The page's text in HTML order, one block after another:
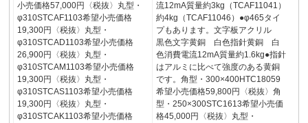
小売価格57,000円〈税抜〉丸型・
φ310STCAF1103希望小売価格
19,300円〈税抜〉丸型・
φ310STCAD1103希望小売価格
26,900円〈税抜〉丸型・
φ310STCAM1103希望小売価格
19,300円〈税抜〉丸型・
φ310STCAS1103希望小売価格
19,300円〈税抜〉丸型・
φ310STCAK1103希望小売価格
流12mA質量約3kg（TCAF11041）
約4kg（TCAF11046）●φ465タイ
プもあります。文字板アクリル
黒色文字黄銅 白色指針黄銅 白
色消費電流12mA質量約1.6kg●指針
はアルミに比べて強度のある黄銅
です。角型・300×400HTC18059
希望小売価格59,800円〈税抜〉角
型・250×300STC1613希望小売価
格45,000円〈税抜〉丸型・